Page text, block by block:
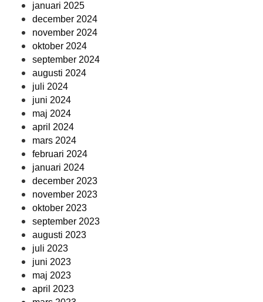
januari 2025
december 2024
november 2024
oktober 2024
september 2024
augusti 2024
juli 2024
juni 2024
maj 2024
april 2024
mars 2024
februari 2024
januari 2024
december 2023
november 2023
oktober 2023
september 2023
augusti 2023
juli 2023
juni 2023
maj 2023
april 2023